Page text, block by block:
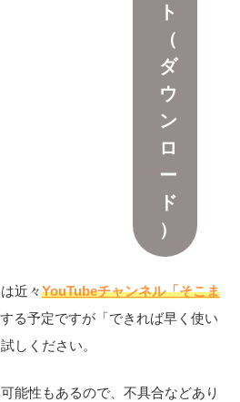
ト
（
ダ
ウ
ン
ロ
ー
ド
）
近々YouTubeチャンネル「そこま
る予定ですが「できれば早く使い
しください。
能性もあるので、不具合などあり